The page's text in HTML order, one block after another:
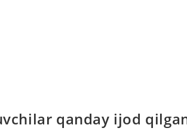
qanday ijod